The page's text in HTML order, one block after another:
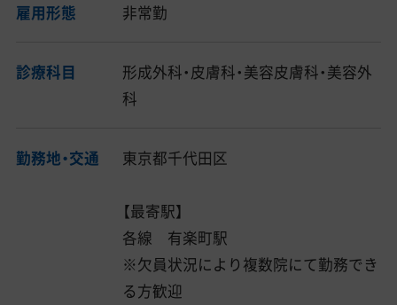
雇用形態 非常勤
診療科目
形成外科・皮膚科・美容皮膚科・美容外
科
勤務地・交通 東京都千代田区
【最寄駅】
各線 有楽町駅
※欠員状況により複数院にて勤務でき
る方歓迎